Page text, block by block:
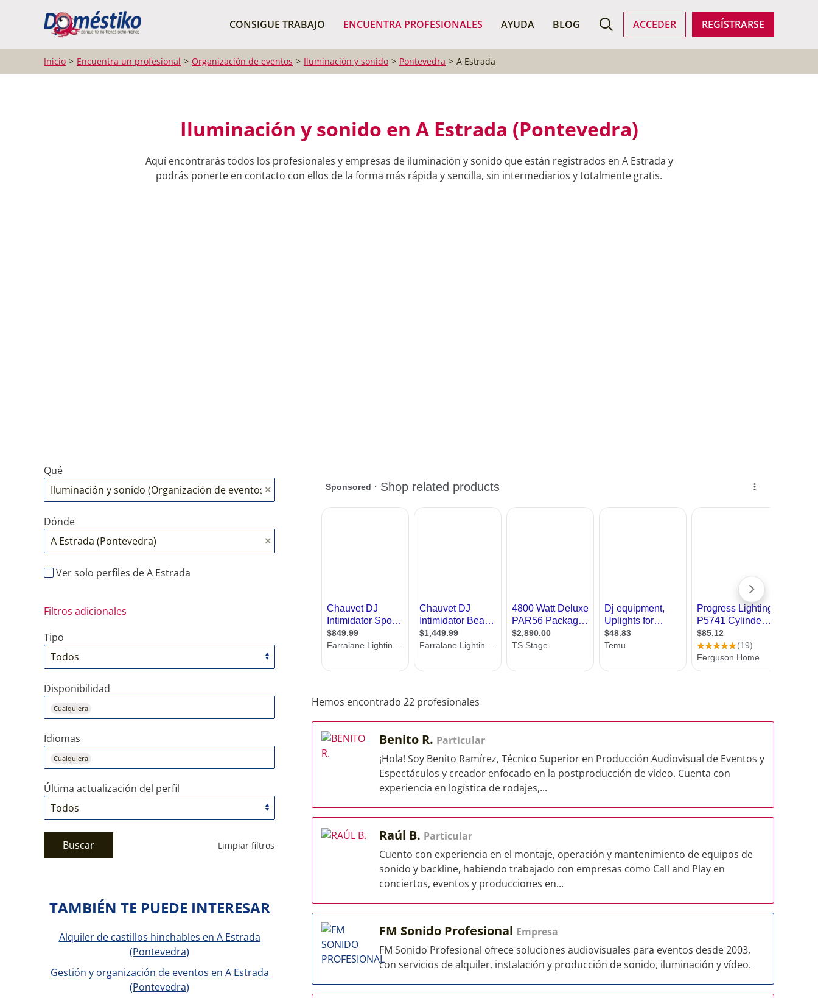
CONSIGUE TRABAJO ENCUENTRA PROFESIONALES AYUDA BLOG ACCEDER REGÍSTRARSE
BUSCAR PROFESIONALES
Inicio Encuentra un profesional Organización de eventos Iluminación y sonido Pontevedra A Estrada
Iluminación y sonido en A Estrada (Pontevedra)
Aquí encontrarás todos los profesionales y empresas de iluminación y sonido que están registrados en A Estrada y
podrás ponerte en contacto con ellos de la forma más rápida y sencilla, sin intermediarios y totalmente gratis.
Qué
Dónde
Ver solo perfiles de A Estrada
Filtros adicionales
Tipo
Disponibilidad
Cualquiera
Idiomas
Cualquiera
Última actualización del perfil
Buscar Limpiar filtros
Hemos encontrado 22 profesionales
Benito R. Particular
¡Hola! Soy Benito Ramírez, Técnico Superior en Producción Audiovisual de Eventos y
Espectáculos y creador enfocado en la postproducción de vídeo. Cuenta con
experiencia en logística de rodajes,...
Raúl B. Particular
Cuento con experiencia en el montaje, operación y mantenimiento de equipos de
sonido y backline, habiendo trabajado con empresas como Call and Play en
conciertos, eventos y producciones en...
FM Sonido Profesional Empresa
FM Sonido Profesional ofrece soluciones audiovisuales para eventos desde 2003,
con servicios de alquiler, instalación y producción de sonido, iluminación y vídeo.
TAMBIÉN TE PUEDE INTERESAR
Alquiler de castillos hinchables en A Estrada
(Pontevedra)
Gestión y organización de eventos en A Estrada
(Pontevedra)